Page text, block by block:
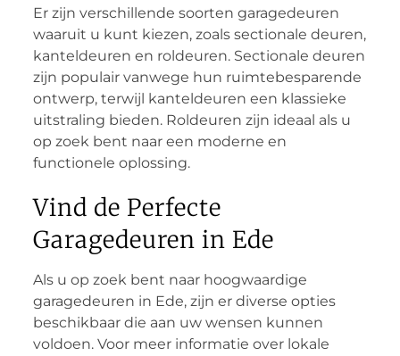
Er zijn verschillende soorten garagedeuren
waaruit u kunt kiezen, zoals sectionale deuren,
kanteldeuren en roldeuren. Sectionale deuren
zijn populair vanwege hun ruimtebesparende
ontwerp, terwijl kanteldeuren een klassieke
uitstraling bieden. Roldeuren zijn ideaal als u
op zoek bent naar een moderne en
functionele oplossing.
Vind de Perfecte
Garagedeuren in Ede
Als u op zoek bent naar hoogwaardige
garagedeuren in Ede, zijn er diverse opties
beschikbaar die aan uw wensen kunnen
voldoen. Voor meer informatie over lokale